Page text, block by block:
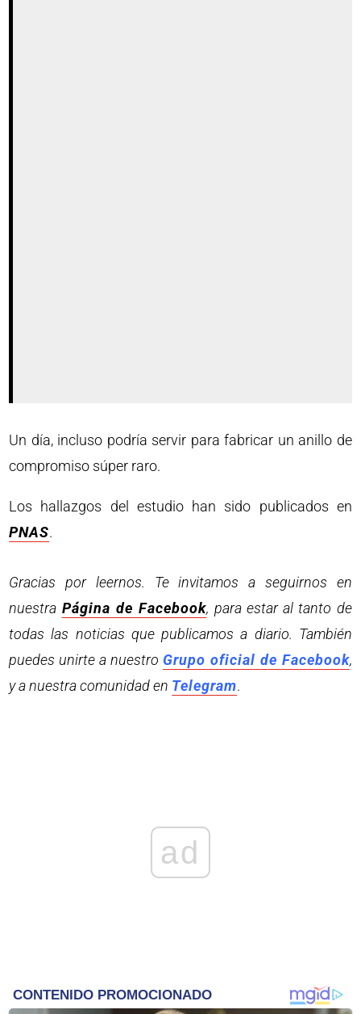
Un día, incluso podría servir para fabricar un anillo de
compromiso súper raro.
Los hallazgos del estudio han sido publicados en
PNAS.
Gracias por leernos. Te invitamos a seguirnos en
nuestra Página de Facebook, para estar al tanto de
todas las noticias que publicamos a diario. También
puedes unirte a nuestro Grupo oficial de Facebook,
y a nuestra comunidad en Telegram.
ad